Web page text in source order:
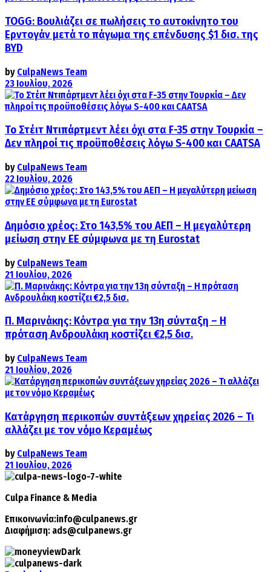
TOGG: Βουλιάζει σε πωλήσεις το αυτοκίνητο του
Ερντογάν μετά το πάγωμα της επένδυσης $1 δισ. της
BYD
by CulpaNews Team
23 Ιουλίου, 2026
Το Στέιτ Ντιπάρτμεντ λέει όχι στα F-35 στην Τουρκία –
Δεν πληροί τις προϋποθέσεις λόγω S-400 και CAATSA
by CulpaNews Team
22 Ιουλίου, 2026
Δημόσιο χρέος: Στο 143,5% του ΑΕΠ – Η μεγαλύτερη
μείωση στην ΕΕ σύμφωνα με τη Eurostat
by CulpaNews Team
21 Ιουλίου, 2026
Π. Μαρινάκης: Κόντρα για την 13η σύνταξη – Η
πρόταση Ανδρουλάκη κοστίζει €2,5 δισ.
by CulpaNews Team
21 Ιουλίου, 2026
Κατάργηση περικοπών συντάξεων χηρείας 2026 – Τι
αλλάζει με τον νόμο Κεραμέως
by CulpaNews Team
21 Ιουλίου, 2026
Culpa Finance & Media
Επικοινωνία:info@culpanews.gr
Διαφήμιση: ads@culpanews.gr